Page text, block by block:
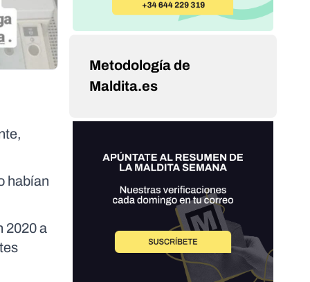
habían
2020 a
Metodología de
Maldita.es